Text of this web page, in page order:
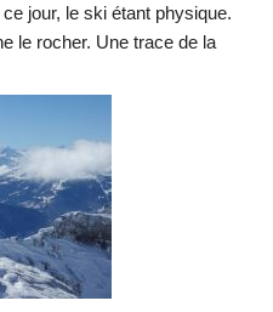
jour, le ski étant physique.
le rocher. Une trace de la